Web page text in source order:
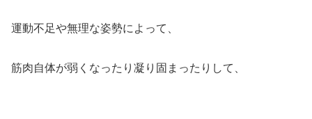
運動不足や無理な姿勢によって、
筋肉自体が弱くなったり凝り固まったりして、